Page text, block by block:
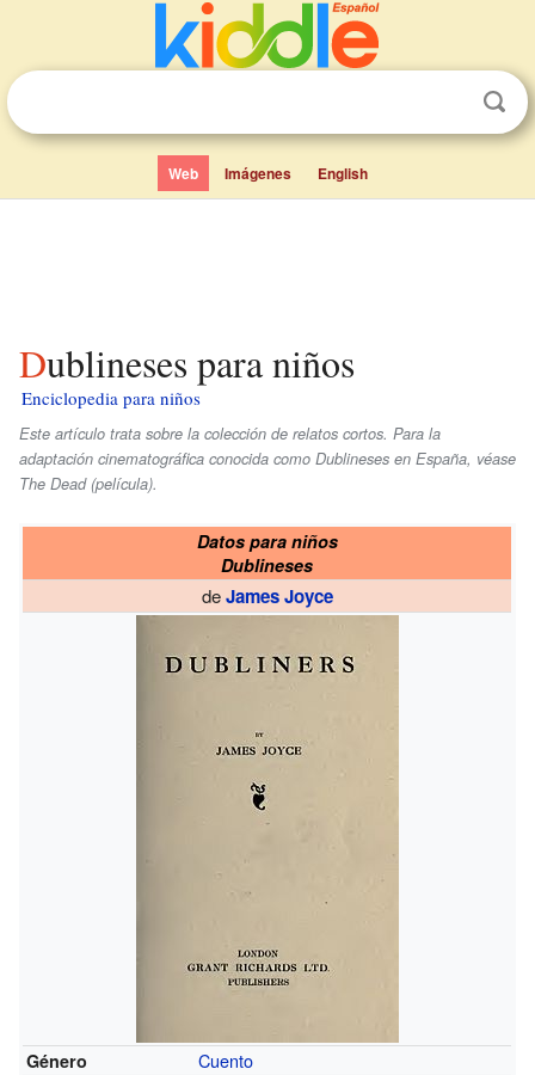
Web Imágenes English
Dublineses para niños
Enciclopedia para niños
Este artículo trata sobre la colección de relatos cortos. Para la
adaptación cinematográfica conocida como Dublineses en España, véase
The Dead (película).
Datos para niños
Dublineses
de James Joyce
Género Cuento